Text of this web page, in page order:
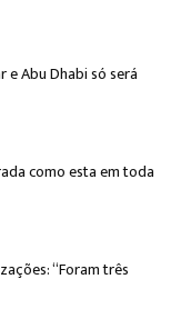
e Abu Dhabi só será
como esta em toda
“Foram três